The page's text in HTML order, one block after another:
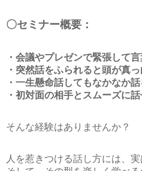
〇セミナー概要：
・会議やプレゼンで緊張して
・突然話をふられると頭が真
・一生懸命話してもなかなか
・初対面の相手とスムーズに
そんな経験はありませんか？
人を惹きつける話し方には、実